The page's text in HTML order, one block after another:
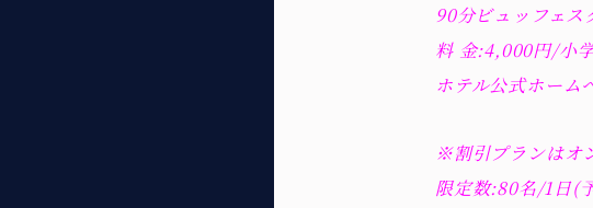
90分ビュッフェ
料 金:4,000円/小
ホテル公式ホー
※割引プランはオ
限定数:80名/1日(